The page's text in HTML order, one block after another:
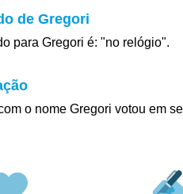
de Gregori
para Gregori é: "no relógio".
o nome Gregori votou em